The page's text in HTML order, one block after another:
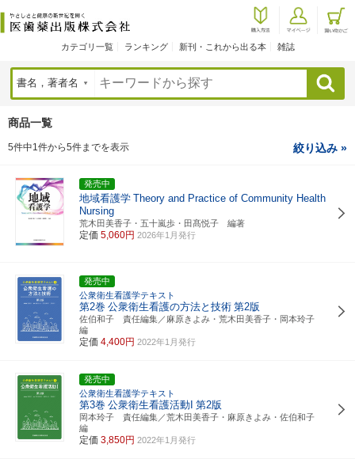
カテゴリ一覧 ランキング 新刊・これから出る本 雑誌
検索
商品一覧
5件中1件から5件までを表示 絞り込み »
発売中
地域看護学 Theory and Practice of Community Health
Nursing
荒木田美香子・五十嵐歩・田髙悦子 編著
定価 5,060円 2026年1月発行
発売中
公衆衛生看護学テキスト
第2巻 公衆衛生看護の方法と技術 第2版
佐伯和子 責任編集／麻原きよみ・荒木田美香子・岡本玲子
編
定価 4,400円 2022年1月発行
発売中
公衆衛生看護学テキスト
第3巻 公衆衛生看護活動I 第2版
岡本玲子 責任編集／荒木田美香子・麻原きよみ・佐伯和子
編
定価 3,850円 2022年1月発行